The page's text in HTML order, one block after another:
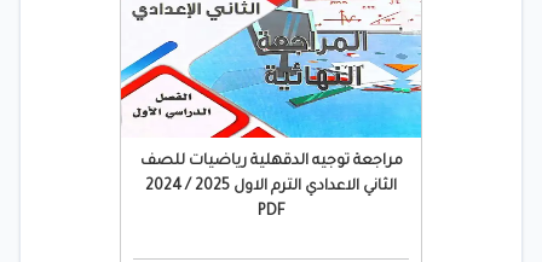
مراجعة توجيه الدقهلية رياضيات للصف
الثاني الاعدادي الترم الاول 2025 / 2024
PDF